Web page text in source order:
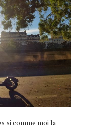
si comme moi la